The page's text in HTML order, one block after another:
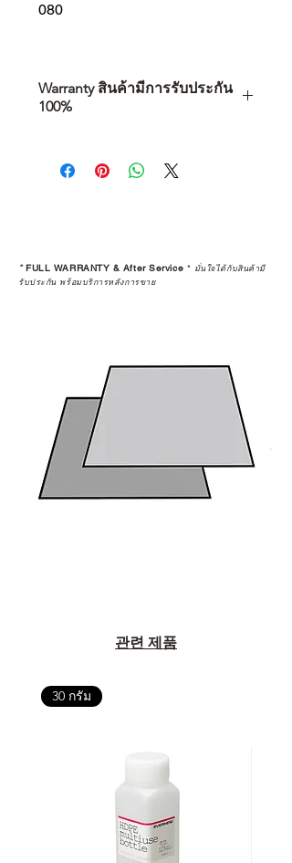
080
Warranty สินค้ามีการรับประกัน
100%
คุณตัดสินใจซื้อ แต่รวมไปถึง
“ประสบการณ์หลังการใช้งาน” ใน
STUDIO และร้านตัวแทนจำหน่ายที่
ได้รับการแต่งตั้งอย่างเป็นทางการ จะ
เป็นการให้คำแนะนำ การดูแลสินค้า
หรือการแก้ไขปัญหาที่อาจเกิดขึ้นใน
อนาคต
ก่อนตัดสินใจซื้อสินค้า เราอยาก
แนะนำให้คุณสอบถามทุกครั้งว่า ร้าน
ค้าที่คุณกำลังเลือกซื้อนั้น มีการรับ
ประกันสินค้าจากตัวแทนจำหน่าย
ในอุปกรณ์ที่คุณรัก มีคุณค่าอย่าง
เลือกซื้อกับ CAMP STUDIO หรือร้าน
ประสบการณ์ที่สมบูรณ์แบบในระยะ
อ่านต่อเรื่องการรับประกันสินค้าได้
*FULL WARRANTY & After Service * มั่นใจได้กับสินค้ามี
รับประกัน พร้อมบริการหลังการขาย
관련 제품
30 กรัม